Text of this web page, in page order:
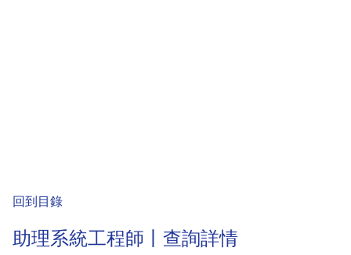
回到目錄
助理系統工程師丨查詢詳情